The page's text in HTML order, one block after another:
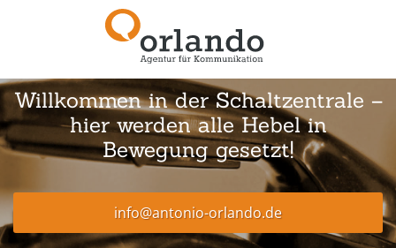
Willkommen in der Schaltzentrale –
hier werden alle Hebel in
Bewegung gesetzt!
info@antonio-orlando.de